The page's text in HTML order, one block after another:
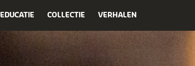
EDUCATIE COLLECTIE VERHALEN